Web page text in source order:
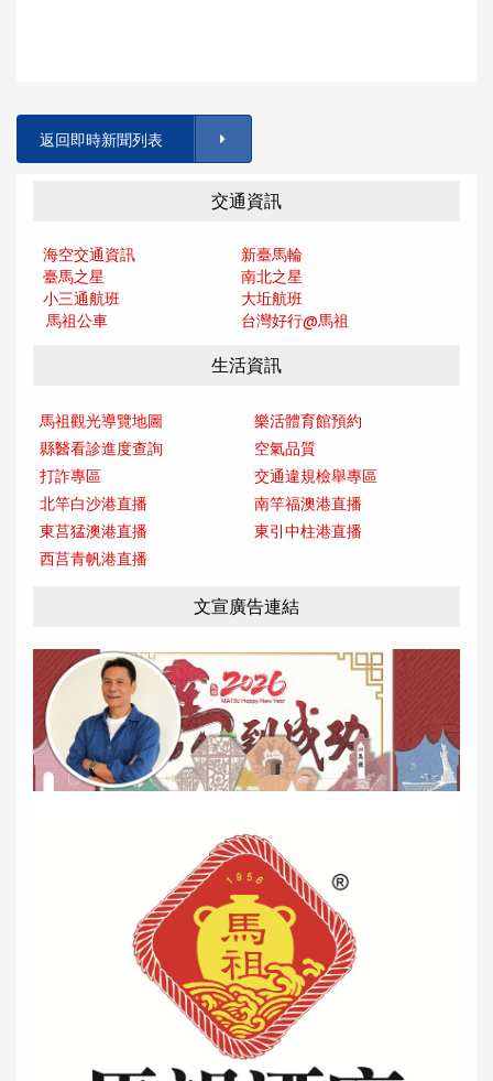
返回即時新聞列表
交通資訊
海空交通資訊
新臺馬輪
臺馬之星
南北之星
小三通航班
大坵航班
馬祖公車
台灣好行@馬祖
生活資訊
馬祖觀光導覽地圖
樂活體育館預約
縣醫看診進度查詢
空氣品質
打詐專區
交通違規檢舉專區
北竿白沙港直播
南竿福澳港直播
東莒猛澳港直播
東引中柱港直播
西莒青帆港直播
文宣廣告連結